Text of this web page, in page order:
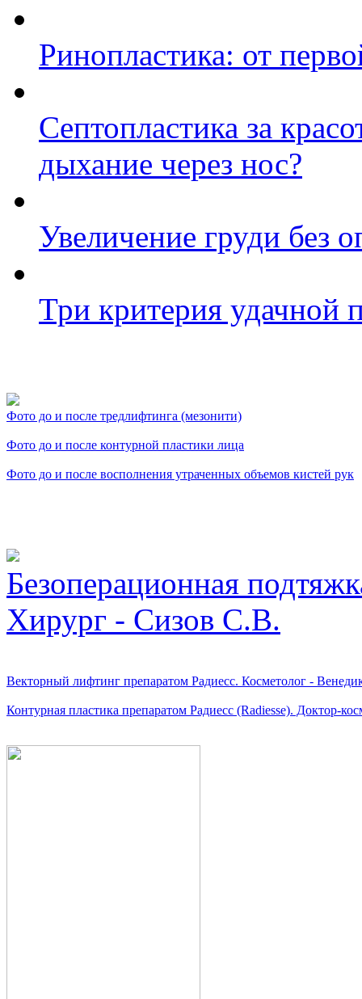
Ринопластика: от
Септопластика за
дыхание через нос?
Увеличение груди без
Три критерия удачной
Фото до и после тредлифтинга (мезонити)
Фото до и после контурной пластики лица
Фото до и после восполнения утраченных объемов кистей рук
Безоперационная
Хирург - Сизов С.В.
Векторный лифтинг препаратом Радиесс. Косметолог -
Контурная пластика препаратом Радиесс (Radiesse). Доктор-